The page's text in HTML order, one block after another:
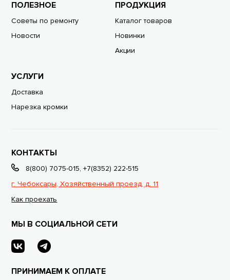
ПОЛЕЗНОЕ
Советы по ремонту
Новости
ПРОДУКЦИЯ
Каталог товаров
Новинки
Акции
УСЛУГИ
Доставка
Нарезка кромки
КОНТАКТЫ
8(800) 7075-015,+7(8352) 222-515
г. Чебоксары, Хозяйственный проезд, д. 11
Как проехать
МЫ В СОЦИАЛЬНОЙ СЕТИ
ПРИНИМАЕМ К ОПЛАТЕ